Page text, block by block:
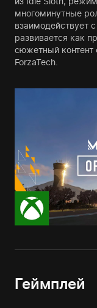
многоминутные
взаимодействует
развивается как
сюжетный контент
ForzaTech.
Геймплей